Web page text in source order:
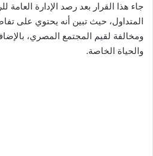
جاء هذا القرار بعد رصد الإدارة
المتداول، حيث تبين أنه يحتوي على
ومخالفة لقيم المجتمع المصري،
والحياة الخاصة.